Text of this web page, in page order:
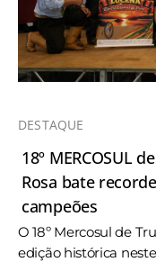
DESTAQUE
18º MERCOSUL
Rosa bate
campeões
O 18º Mercosul de
edição histórica